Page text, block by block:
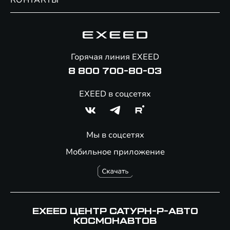
Помощь на дорогах
Мобильное приложение
Горячая линия EXEED
8 800 700-80-03
EXEED в соцсетях
Мы в соцсетях
EXEED ЦЕНТР САТУРН-Р-АВТО
КОСМОНАВТОВ